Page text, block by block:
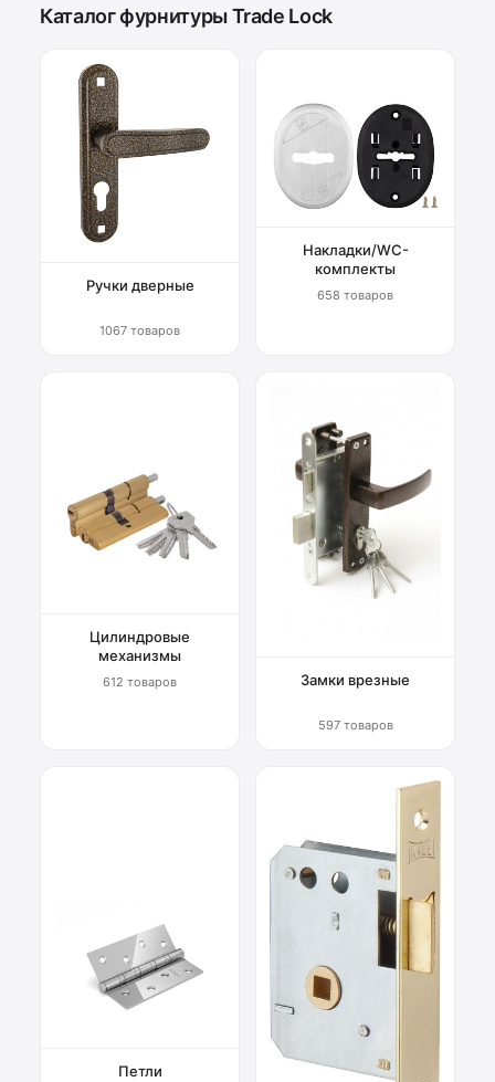
Каталог фурнитуры Trade Lock
Ручки дверные
1067 товаров
Накладки/WC-
комплекты
658 товаров
Цилиндровые
механизмы
612 товаров Замки врезные
597 товаров
Петли